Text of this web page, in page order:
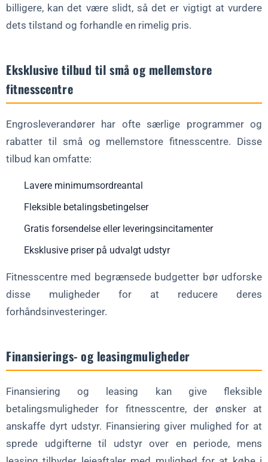
billigere, kan det være slidt, så det er vigtigt at vurdere
dets tilstand og forhandle en rimelig pris.
Eksklusive tilbud til små og mellemstore
fitnesscentre
Engrosleverandører har ofte særlige programmer og
rabatter til små og mellemstore fitnesscentre. Disse
tilbud kan omfatte:
Lavere minimumsordreantal
Fleksible betalingsbetingelser
Gratis forsendelse eller leveringsincitamenter
Eksklusive priser på udvalgt udstyr
Fitnesscentre med begrænsede budgetter bør udforske
disse muligheder for at reducere deres
forhåndsinvesteringer.
Finansierings- og leasingmuligheder
Finansiering og leasing kan give fleksible
betalingsmuligheder for fitnesscentre, der ønsker at
anskaffe dyrt udstyr. Finansiering giver mulighed for at
sprede udgifterne til udstyr over en periode, mens